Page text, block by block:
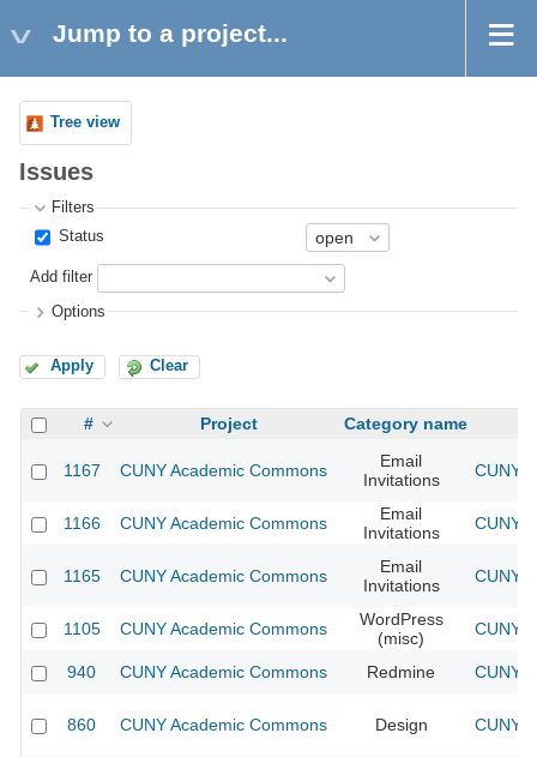
Jump to a project...
Tree view
Issues
Filters
Status
Add filter
Options
Apply Clear
# Project Category name
1167 CUNY Academic Commons
Email
Invitations
CUNY
1166 CUNY Academic Commons
Email
Invitations
CUNY
1165 CUNY Academic Commons
Email
Invitations
CUNY
1105 CUNY Academic Commons
WordPress
(misc)
CUNY
940 CUNY Academic Commons Redmine CUNY
860 CUNY Academic Commons Design CUNY